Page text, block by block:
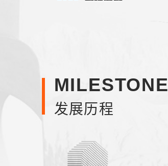
MILESTONE
发展历程